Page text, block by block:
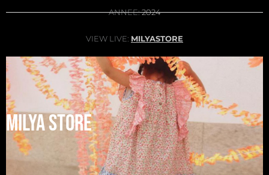
ANNEE:2024
VIEW LIVE: MILYASTORE
MILYA STORE